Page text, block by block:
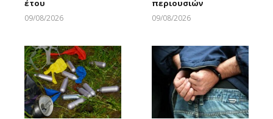
έτου
09/08/2026
περιουσιών
09/08/2026